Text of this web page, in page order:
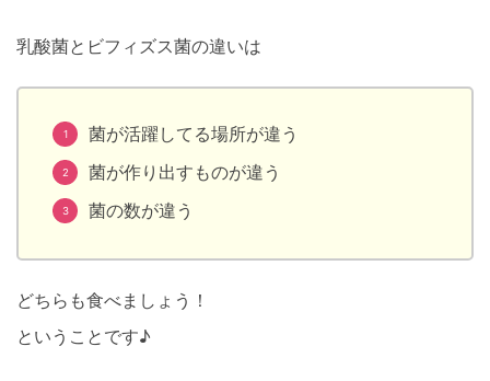
乳酸菌とビフィズス菌の違いは
菌が活躍してる場所が違う
菌が作り出すものが違う
菌の数が違う
どちらも食べましょう！
ということです♪